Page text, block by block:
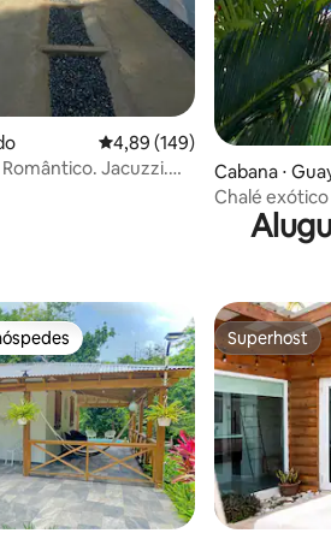
4,89 de uma avaliação
4,89 (149)
Jacuzzi.
Cabana ⋅
Chalé
incríveis
preferidos dos hóspedes Superhost
Superhost